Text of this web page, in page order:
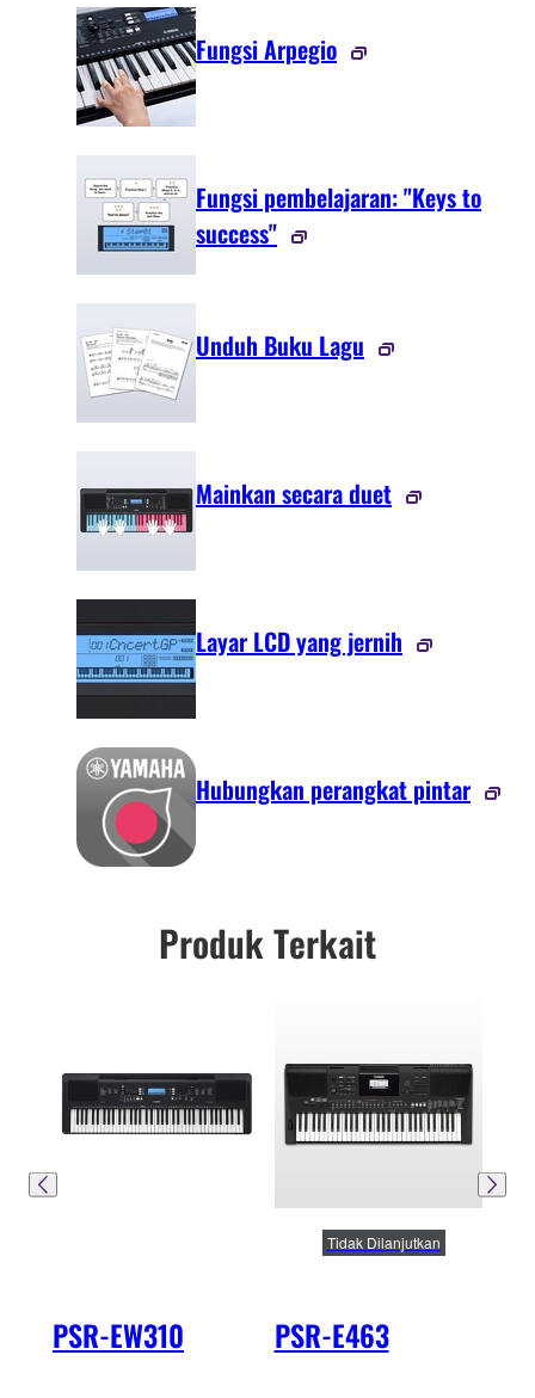
Fungsi Arpegio
Fungsi pembelajaran: "Keys to
success"
Unduh Buku Lagu
Mainkan secara duet
Layar LCD yang jernih
Hubungkan perangkat pintar
Produk Terkait
PSR-EW310 PSR-E463
Tidak Dilanjutkan